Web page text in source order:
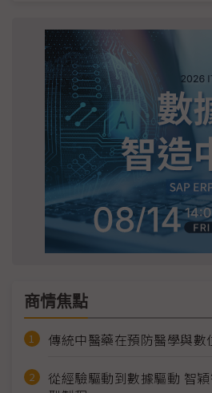
商情焦點
傳統中醫藥在預防醫學與數
從經驗驅動到數據驅動 智